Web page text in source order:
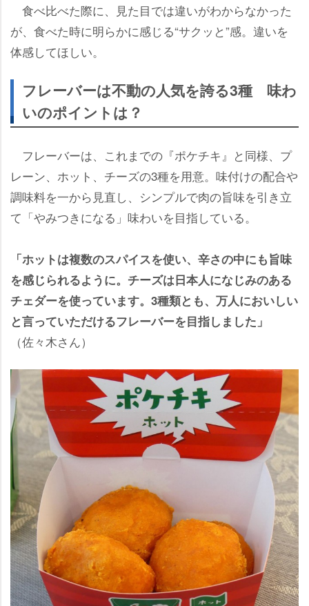
食べ比べた際に、見た目では違いがわからなかった
が、食べた時に明らかに感じる“サクッと”感。違いを
体感してほしい。
フレーバーは不動の人気を誇る3種 味わ
いのポイントは？
フレーバーは、これまでの『ポケチキ』と同様、プ
レーン、ホット、チーズの3種を用意。味付けの配合
調味料を一から見直し、シンプルで肉の旨味を引き立
て「やみつきになる」味わいを目指している。
「ホットは複数のスパイスを使い、辛さの中にも旨味
を感じられるように。チーズは日本人になじみのある
チェダーを使っています。3種類とも、万人においしい
と言っていただけるフレーバーを目指しました」
（佐々木さん）